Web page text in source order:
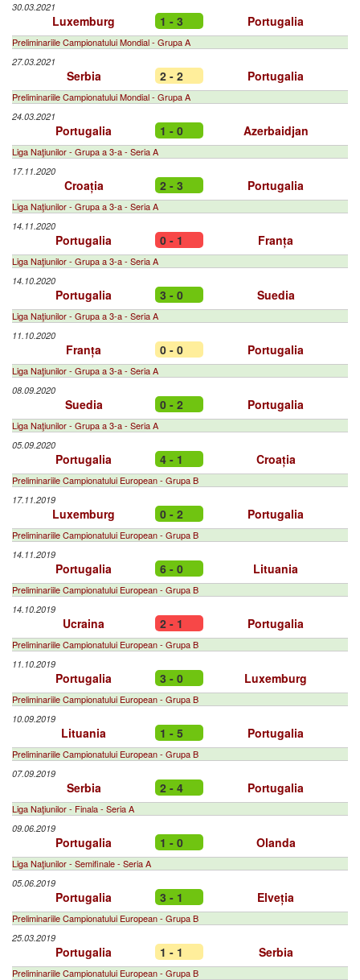
30.03.2021
Luxemburg 1 - 3 Portugalia
Preliminariile Campionatului Mondial - Grupa A
27.03.2021
Serbia 2 - 2 Portugalia
Preliminariile Campionatului Mondial - Grupa A
24.03.2021
Portugalia 1 - 0 Azerbaidjan
Liga Naţiunilor - Grupa a 3-a - Seria A
17.11.2020
Croația 2 - 3 Portugalia
Liga Naţiunilor - Grupa a 3-a - Seria A
14.11.2020
Portugalia 0 - 1 Franța
Liga Naţiunilor - Grupa a 3-a - Seria A
14.10.2020
Portugalia 3 - 0 Suedia
Liga Naţiunilor - Grupa a 3-a - Seria A
11.10.2020
Franța 0 - 0 Portugalia
Liga Naţiunilor - Grupa a 3-a - Seria A
08.09.2020
Suedia 0 - 2 Portugalia
Liga Naţiunilor - Grupa a 3-a - Seria A
05.09.2020
Portugalia 4 - 1 Croația
Preliminariile Campionatului European - Grupa B
17.11.2019
Luxemburg 0 - 2 Portugalia
Preliminariile Campionatului European - Grupa B
14.11.2019
Portugalia 6 - 0 Lituania
Preliminariile Campionatului European - Grupa B
14.10.2019
Ucraina 2 - 1 Portugalia
Preliminariile Campionatului European - Grupa B
11.10.2019
Portugalia 3 - 0 Luxemburg
Preliminariile Campionatului European - Grupa B
10.09.2019
Lituania 1 - 5 Portugalia
Preliminariile Campionatului European - Grupa B
07.09.2019
Serbia 2 - 4 Portugalia
Liga Naţiunilor - Finala - Seria A
09.06.2019
Portugalia 1 - 0 Olanda
Liga Naţiunilor - Semifinale - Seria A
05.06.2019
Portugalia 3 - 1 Elveția
Preliminariile Campionatului European - Grupa B
25.03.2019
Portugalia 1 - 1 Serbia
Preliminariile Campionatului European - Grupa B